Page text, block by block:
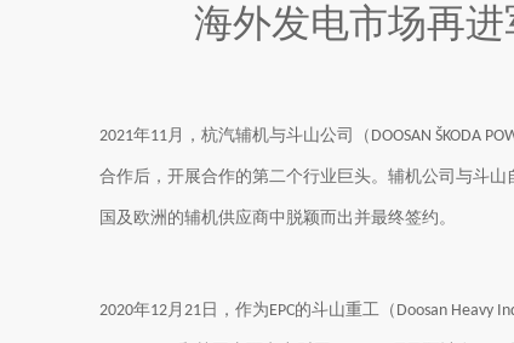
海外发电市场再
["wechat","weibo","qzone","douban","email"]
2021年11月，杭汽辅机与斗山公司（ DOOSAN ŠKODA
合作后，开展合作的第二个行业巨头。辅机公司与斗山
国及欧洲的辅机供应商中脱颖而出并最终签约。
2020年12月 21 日，作为EPC的斗山重工（ Doosan Heavy